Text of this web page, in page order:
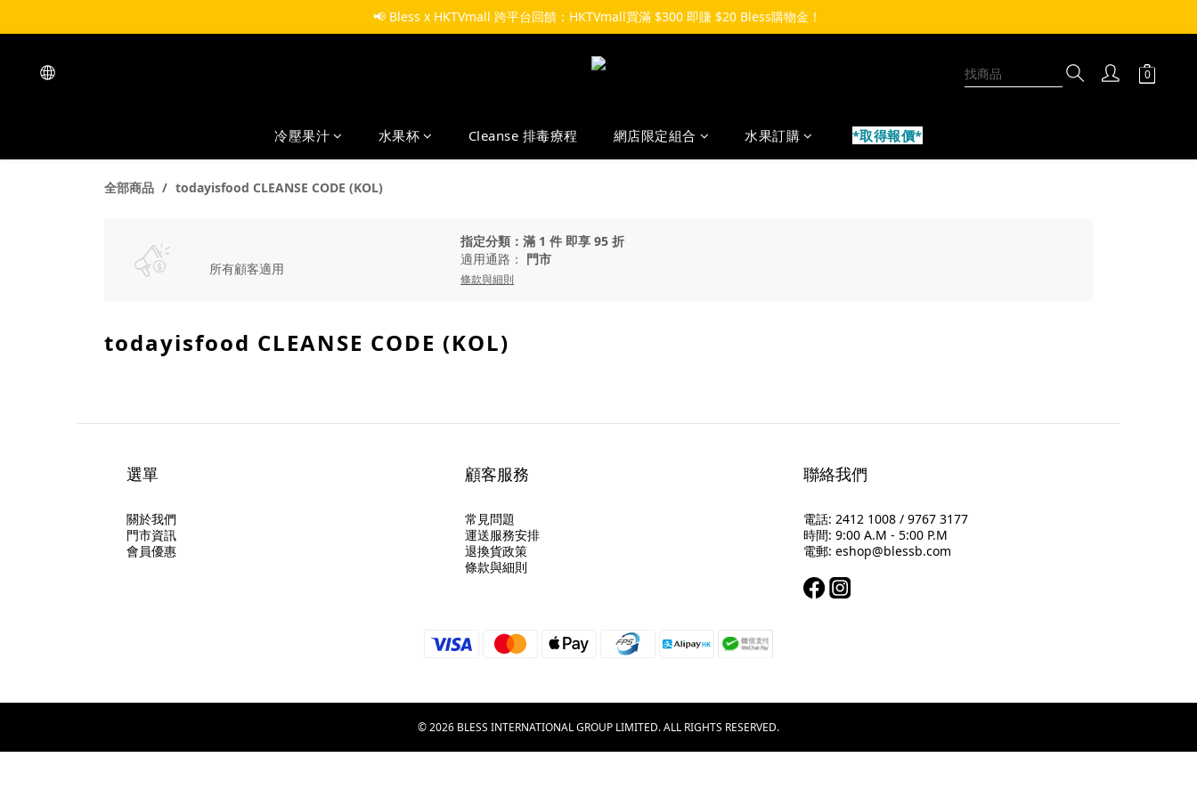
📢 Bless x HKTVmall 跨平台回饋：HKTVmall買滿 $300 即賺 $20 Bless購物金！
冷壓果汁 水果杯 Cleanse 排毒療程 網店限定組合 水果訂購 *取得報價*
全部商品 todayisfood CLEANSE CODE (KOL)
所有顧客適用
指定分類：滿 1 件 即享 95 折
適用通路： 門市
條款與細則
todayisfood CLEANSE CODE (KOL)
選單
關於我們
門市資訊
會員優惠
顧客服務
常見問題
運送服務安排
退換貨政策
條款與細則
聯絡我們
電話: 2412 1008 / 9767 3177
時間: 9:00 A.M - 5:00 P.M
電郵: eshop@blessb.com
© 2026 BLESS INTERNATIONAL GROUP LIMITED. ALL RIGHTS RESERVED.